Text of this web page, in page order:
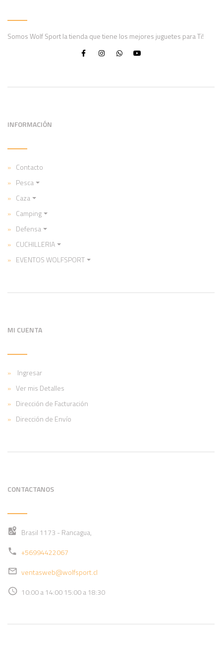
Somos Wolf Sport la tienda que tiene los mejores juguetes para Ti!
INFORMACIÓN
Contacto
Pesca
Caza
Camping
Defensa
CUCHILLERIA
EVENTOS WOLFSPORT
MI CUENTA
Ingresar
Ver mis Detalles
Dirección de Facturación
Dirección de Envío
CONTACTANOS
Brasil 1173 - Rancagua,
+56994422067
ventasweb@wolfsport.cl
10:00 a 14:00 15:00 a 18:30